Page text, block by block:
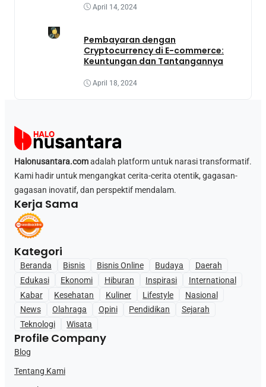
April 14, 2024
Pembayaran dengan
Cryptocurrency di E-commerce:
Keuntungan dan Tantangannya
April 18, 2024
Halonusantara.comadalah platform untuk narasi transformatif.
Kami hadir untuk mengangkat cerita-cerita otentik, gagasan-
gagasan inovatif, dan perspektif mendalam.
Kerja Sama
Kategori
Beranda Bisnis Bisnis Online Budaya
Daerah
Edukasi
Ekonomi Hiburan Inspirasi
International
Kabar
Kesehatan Kuliner Lifestyle
Nasional
News
Olahraga Opini Pendidikan
Sejarah
Teknologi
Wisata
Profile Company
Blog
Tentang Kami